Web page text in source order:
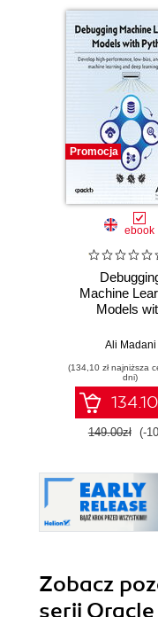
Promocja
ebook
Machine
Models
high-
machine
and deep
models
Ali Madani
(134,10 zł najniższa
dni)
149.00zł (-
Zobacz
serii Oracle